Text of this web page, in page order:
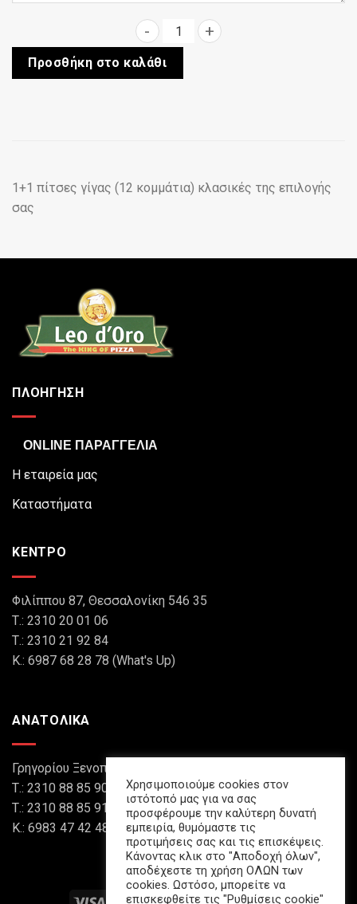
1+1 πίτσες γίγας (12
Προσθήκη στο καλάθι
1+1 πίτσες γίγας (12 κομμάτια) κλασικές της επιλογής
σας
ΠΛΟΗΓΗΣΗ
ONLINE ΠΑΡΑΓΓΕΛΙΑ
Η εταιρεία μας
Καταστήματα
ΚΕΝΤΡΟ
Φιλίππου 87, Θεσσαλονίκη 546 35
Τ.: 2310 20 01 06
Τ.: 2310 21 92 84
Κ.: 6987 68 28 78 (What's Up)
ΑΝΑΤΟΛΙΚΑ
Γρηγορίου Ξενοπούλου 8, Θεσσαλονίκη 546 45
Τ.: 2310 88 85 90
Τ.: 2310 88 85 91
Κ.: 6983 47 42 48 (What's Up)
Χρησιμοποιούμε cookies στον
ιστότοπό μας για να σας
προσφέρουμε την καλύτερη δυνατή
εμπειρία, θυμόμαστε τις
προτιμήσεις σας και τις επισκέψεις.
Κάνοντας κλικ στο "Αποδοχή όλων",
αποδέχεστε τη χρήση ΟΛΩΝ των
cookies. Ωστόσο, μπορείτε να
επισκεφθείτε τις "Ρυθμίσεις cookie"